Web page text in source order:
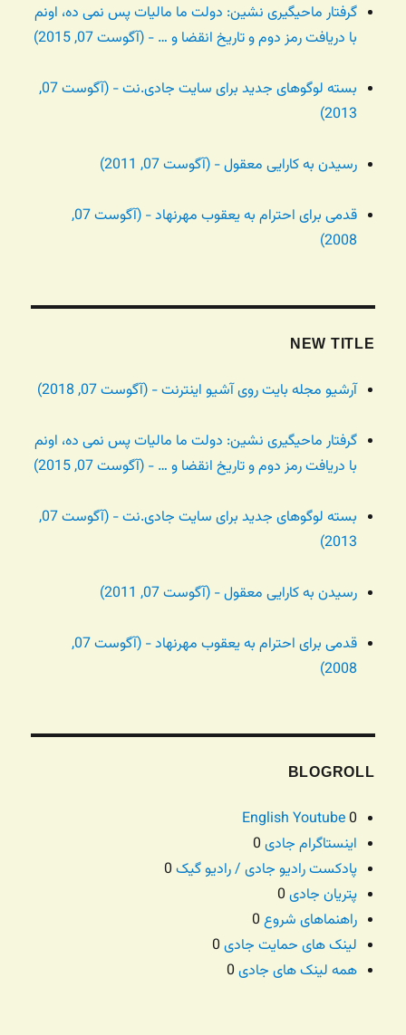
گرفتار ماحیگیری نشین: دولت ما مالیات پس نمی ده، اونم
با دریافت رمز دوم و تاریخ انقضا و … - (آگوست 07, 2015)
بسته لوگوهای جدید برای سایت جادی.نت - (آگوست 07,
2013)
رسیدن به کارایی معقول - (آگوست 07, 2011)
قدمی برای احترام به یعقوب مهرنهاد - (آگوست 07,
2008)
NEW TITLE
آرشیو مجله بایت روی آشیو اینترنت - (آگوست 07, 2018)
گرفتار ماحیگیری نشین: دولت ما مالیات پس نمی ده، اونم
با دریافت رمز دوم و تاریخ انقضا و … - (آگوست 07, 2015)
بسته لوگوهای جدید برای سایت جادی.نت - (آگوست 07,
2013)
رسیدن به کارایی معقول - (آگوست 07, 2011)
قدمی برای احترام به یعقوب مهرنهاد - (آگوست 07,
2008)
BLOGROLL
English Youtube0
اینستاگرام جادی
پادکست رادیو جادی / رادیو گیک
پتریان جادی
راهنماهای شروع
لینک های حمایت جادی
همه لینک های جادی